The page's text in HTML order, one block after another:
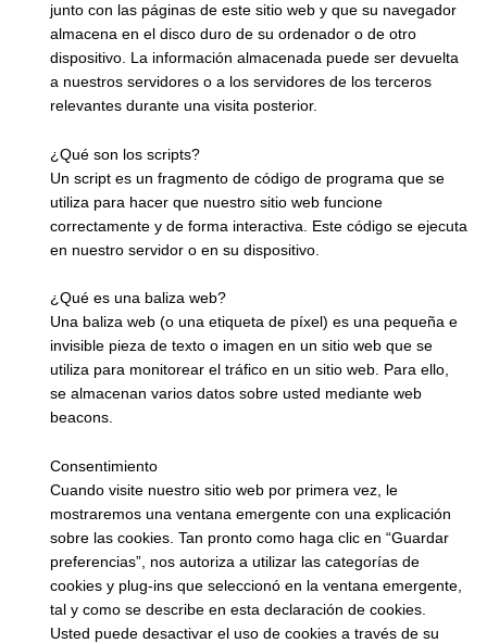
junto con las páginas de este sitio web y que su navegador
almacena en el disco duro de su ordenador o de otro
dispositivo. La información almacenada puede ser devuelta
a nuestros servidores o a los servidores de los terceros
relevantes durante una visita posterior.
¿Qué son los scripts?
Un script es un fragmento de código de programa que se
utiliza para hacer que nuestro sitio web funcione
correctamente y de forma interactiva. Este código se ejecuta
en nuestro servidor o en su dispositivo.
¿Qué es una baliza web?
Una baliza web (o una etiqueta de píxel) es una pequeña e
invisible pieza de texto o imagen en un sitio web que se
utiliza para monitorear el tráfico en un sitio web. Para ello,
se almacenan varios datos sobre usted mediante web
beacons.
Consentimiento
Cuando visite nuestro sitio web por primera vez, le
mostraremos una ventana emergente con una explicación
sobre las cookies. Tan pronto como haga clic en “Guardar
preferencias”, nos autoriza a utilizar las categorías de
cookies y plug-ins que seleccionó en la ventana emergente,
tal y como se describe en esta declaración de cookies.
Usted puede desactivar el uso de cookies a través de su